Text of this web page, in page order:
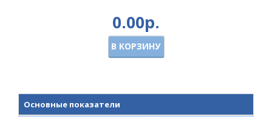
0.00р.
В КОРЗИНУ
Основные показатели